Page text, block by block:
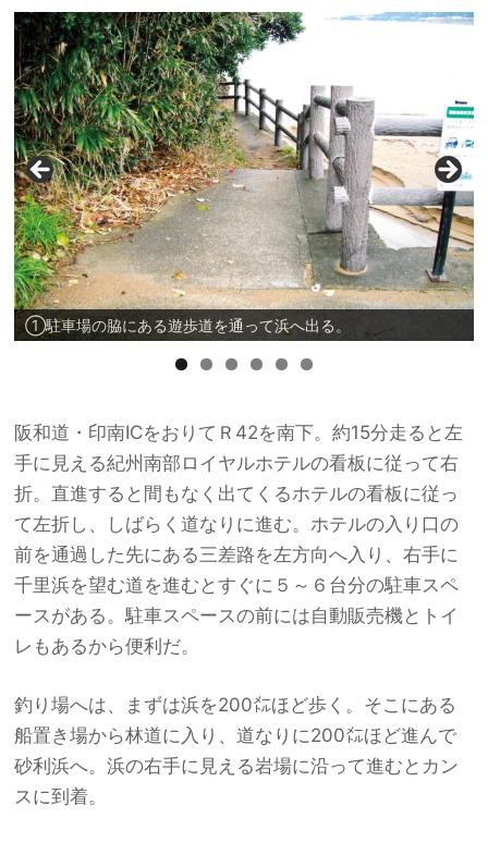
①駐車場の脇にある遊歩道を通って浜へ出る。
阪和道・印南ICをおりてＲ42を南下。約15分走ると左
手に見える紀州南部ロイヤルホテルの看板に従って右
折。直進すると間もなく出てくるホテルの看板に従っ
て左折し、しばらく道なりに進む。ホテルの入り口の
前を通過した先にある三差路を左方向へ入り、右手に
千里浜を望む道を進むとすぐに５～６台分の駐車スペ
ースがある。駐車スペースの前には自動販売機とトイ
レもあるから便利だ。
釣り場へは、まずは浜を200㍍ほど歩く。そこにある
船置き場から林道に入り、道なりに200㍍ほど進んで
砂利浜へ。浜の右手に見える岩場に沿って進むとカン
スに到着。